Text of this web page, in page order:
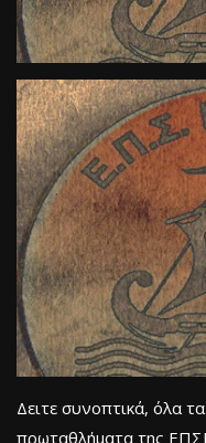
Δειτε συνοπτικά, όλα
πρωταθλήματα της